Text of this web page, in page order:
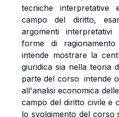
tecniche interpretative
campo del diritto,
argomenti
forme di
intende mostrare la
giuridica sia nella teoria
parte del corso intende
all'analisi economica
campo del diritto civile e
lo svolgimento del corso